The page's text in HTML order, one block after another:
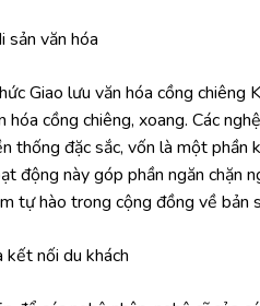
sản văn hóa
Giao lưu văn hóa cồng chiêng
hóa cồng chiêng, xoang. Các
thống đặc sắc, vốn là một
động này góp phần ngăn chặn
tự hào trong cộng đồng về bản
kết nối du khách